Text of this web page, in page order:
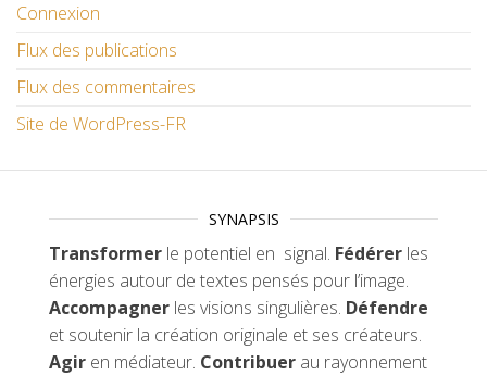
Connexion
Flux des publications
Flux des commentaires
Site de WordPress-FR
SYNAPSIS
Transformer le potentiel en signal. Fédérer les
énergies autour de textes pensés pour l’image.
Accompagner les visions singulières. Défendre
et soutenir la création originale et ses créateurs.
Agir en médiateur. Contribuer au rayonnement